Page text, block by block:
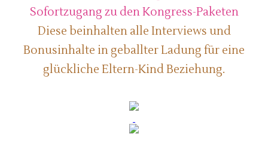
Sofortzugang zu den Kongress-Paketen
Diese beinhalten alle Interviews und
Bonusinhalte in geballter Ladung für eine
glückliche Eltern-Kind Beziehung.